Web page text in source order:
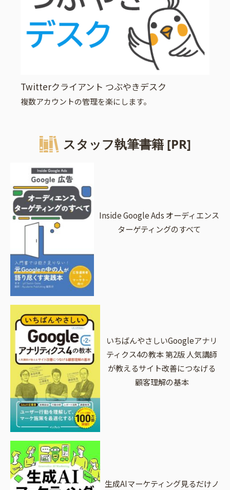
Twitterクライアント つぶやきデスク
複数アカウントの管理を楽にします。
スタッフ執筆書籍 [PR]
Inside Google Ads オーディエンス
ターゲティングのすべて
いちばんやさしいGoogleアナリ
ティクス4の教本 第2版 人気講師
が教えるサイト改善につなげる
顧客理解の基本
生成AIマーケティング見るだけノ